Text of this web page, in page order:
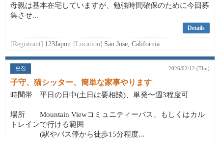
母親は基本在宅していますが、勉強時間確保のために今回募
集させ...
Details
[Registrant] 123Japon [Location] San Jose, California
모집 2026/02/12 (Thu)
子守、猫シッター、簡単な家事やります
時間帯 平日の日中(土日は要相談)、単発〜週3程度可
場所 Mountain Viewコミュニティーバス、もしくはカル
トレインで行ける範囲
(駅やバス停から徒歩15分程度...